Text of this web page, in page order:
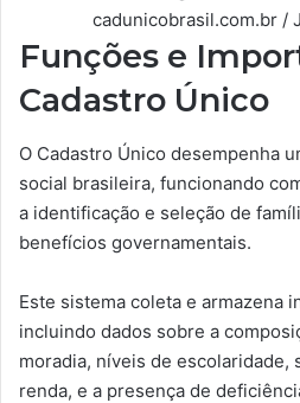
cadunicobrasil.com.br /
Funções e
Cadastro Único
O Cadastro Único desempenha
social brasileira, funcionando
a identificação e seleção de
benefícios governamentais.
Este sistema coleta e armazena
incluindo dados sobre a
moradia, níveis de escolaridade,
renda, e a presença de